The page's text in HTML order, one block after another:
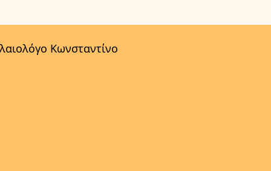
Κωνσταντίνο